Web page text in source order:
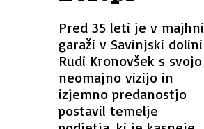
Pred 35 leti je v majhni
garaži v Savinjski dolini
Rudi Kronovšek s svojo
neomajno vizijo in
izjemno predanostjo
postavil temelje